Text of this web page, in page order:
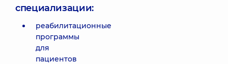
специализации:
реабилитационные
программы
для
пациентов